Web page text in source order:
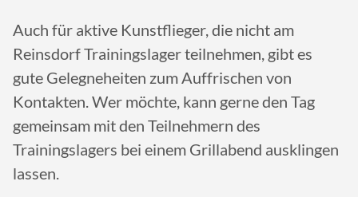
Auch für aktive Kunstflieger, die nicht am
Reinsdorf Trainingslager teilnehmen, gibt es
gute Gelegneheiten zum Auffrischen von
Kontakten. Wer möchte, kann gerne den Tag
gemeinsam mit den Teilnehmern des
Trainingslagers bei einem Grillabend ausklingen
lassen.